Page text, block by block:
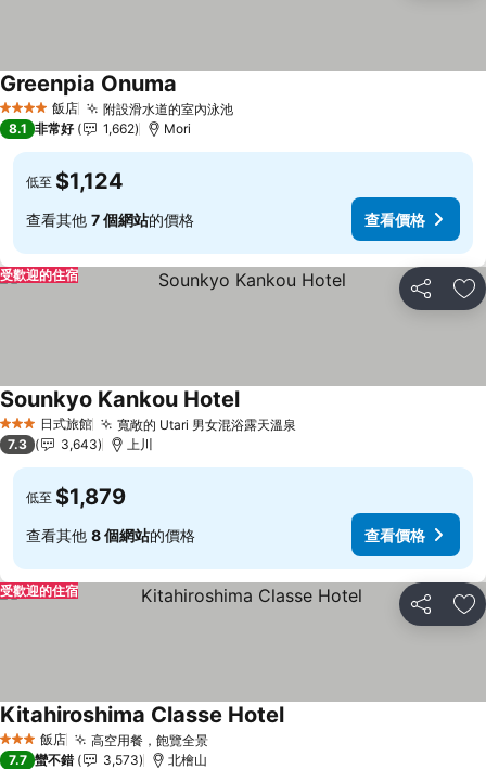
4 星級 飯店 附設滑水道的室內泳池查看價格
Greenpia Onuma
8.1 非常好 1,662 Mori
低至 $1,124
查看其他 7 個網站的價格 查看價格
分享 加
受歡迎的住宿
3 星級 日式旅館 寬敞的 Utari 男女混浴露天溫泉查看價格
Sounkyo Kankou Hotel查看價格
7.3 3,643 上川
低至 $1,879
查看其他 8 個網站的價格 查看價格
分享 加
受歡迎的住宿
3 星級 飯店 高空用餐，飽覽全景查看價格
Kitahiroshima Classe Hotel查看價格
7.7 蠻不錯 3,573 北檜山